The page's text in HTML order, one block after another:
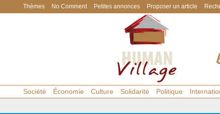
Thèmes No Comment Petites annonces Proposer un article
Société Économie Culture Solidarité Politique